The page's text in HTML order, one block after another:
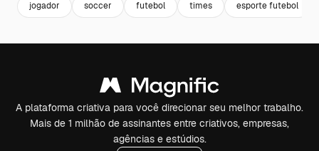
jogador soccer futebol times esporte futebol
A plataforma criativa para você direcionar seu melhor trabalho.
Mais de 1 milhão de assinantes entre criativos, empresas,
agências e estúdios.